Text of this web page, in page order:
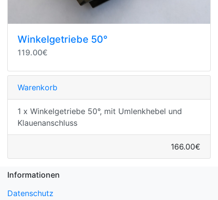
Winkelgetriebe 50°
119.00€
Warenkorb
1 x Winkelgetriebe 50°, mit Umlenkhebel und
Klauenanschluss
166.00€
Informationen
Datenschutz